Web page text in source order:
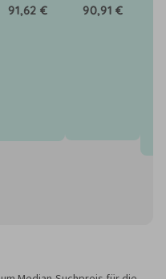
91,62 € 90,91 €